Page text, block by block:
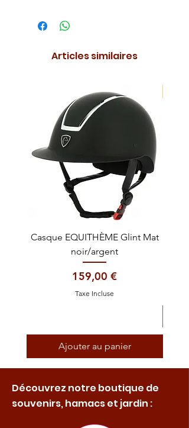
Articles similaires
Casque EQUITHÈME Glint Mat
noir/argent
Prix
159,00 €
Taxe Incluse
Ajouter au panier
Découvrez notre boutique de
souvenirs, hamacs et jardin :